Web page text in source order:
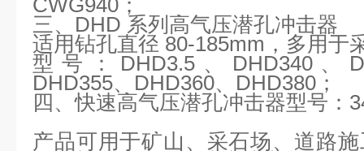
CWG940；
三、 DHD 系列高气压潜孔冲击器
适用钻孔直径 80-185mm，多用于
型号： DHD3.5、DHD340、
DHD355、DHD360、DHD380；
四、快速高气压潜孔冲击器型号：
产品可用于矿山、采石场、道路